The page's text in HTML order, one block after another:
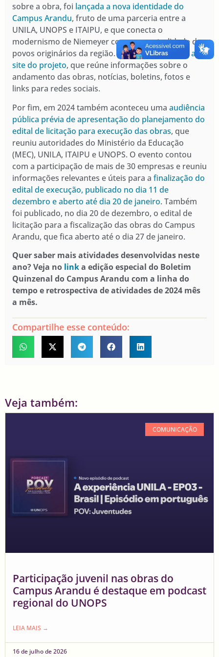
sobre a obra, foi lançada a nova identidade do
Campus Arandu, fruto de uma parceria entre a
UNILA, UNOPS e ITAIPU, e que conecta o
modernismo de Niemeyer com a ancestralidade dos
povos originários da região. Tambémentrou no ar o
site do projeto, que reúne informações sobre o
andamento das obras, notícias, boletins, fotos e
links para redes sociais.
Por fim, em 2024 também aconteceu uma audiência
pública prévia de apresentação do planejamento do
edital de licitação para execução das obras, que
reuniu autoridades do Ministério da Educação
(MEC), UNILA, ITAIPU e UNOPS. O evento contou
com a participação de mais de 30 empresas e reuniu
informações relevantes e úteis para a finalização do
edital de execução, publicado no dia 11 de
dezembro e aberto até dia 20 de janeiro. Também
foi publicado, no dia 20 de dezembro, o edital de
licitação para a fiscalização das obras do Campus
Arandu, que fica aberto até o dia 27 de janeiro.
Quer saber mais atividades desenvolvidas neste
ano? Veja no linka edição especial do Boletim
Quinzenal do Campus Arandu com a linha do
tempo e retrospectiva de atividades de 2024 mês
a mês.
Compartilhe esse conteúdo:
Veja também:
COMUNICAÇÃO
Participação juvenil nas obras do
Campus Arandu é destaque em podcast
regional do UNOPS
LEIA MAIS →
16 de julho de 2026